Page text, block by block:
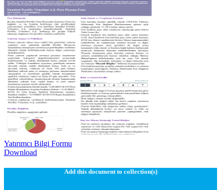
Yatırımcı Bilgi Formu
Download
Add this document to collection(s)